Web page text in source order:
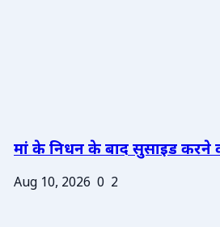
मां के निधन के बाद सुसाइड करने
Aug 10, 2026 0 2